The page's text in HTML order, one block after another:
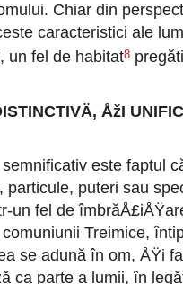
Chiar din
caracteristici ale
un fel de habitat8
ÅžI
este faptul
particule, puteri sau
un fel de
Treimice,
se adună în om, ÅŸi
ca parte a lumii, în